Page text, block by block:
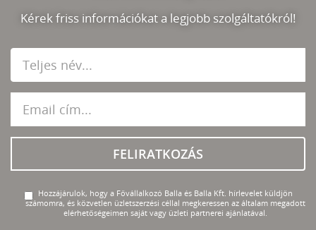
Kérek friss információkat a legjobb szolgáltatókról!
FELIRATKOZÁS
Hozzájárulok, hogy a Fővállalkozó Balla és Balla Kft. hírlevelet küldjön
számomra, és közvetlen üzletszerzési céllal megkeressen az általam megadott
elérhetőségeimen saját vagy üzleti partnerei ajánlatával.